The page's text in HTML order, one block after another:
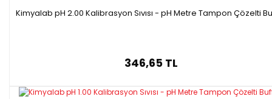
Kimyalab pH 2.00 Kalibrasyon Sıvısı - pH Metre Tampon Çözelti
346,65 TL